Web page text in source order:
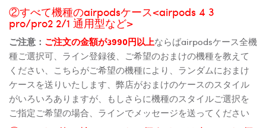
②すべて機種のairpodsケース<airpods 4 3
pro/pro2 2/1 通用型など>
ご注意： ご注文の金額が3990円以上ならばairpodsケース全機
種ご選択可、ライン登録後、ご希望のおまけの機種を教えて
ください、こちらがご希望の機種により、ランダムにおまけ
ケースを送りいたします、弊店がおまけのケースのスタイル
がいろいろありますが、もしさらに機種のスタイルご選択を
ご指定ご希望の場合、ラインでメッセージを送ってください